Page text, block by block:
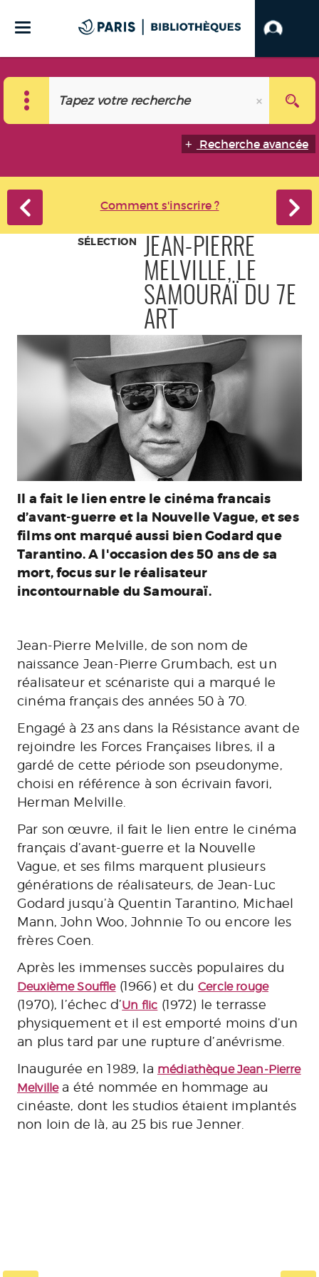
Recherche avancée
Comment s'inscrire ?
SÉLECTION
JEAN-PIERRE
MELVILLE, LE
SAMOURAÏ DU 7E
ART
Il a fait le lien entre le cinéma francais
d’avant-guerre et la Nouvelle Vague, et ses
films ont marqué aussi bien Godard que
Tarantino. A l'occasion des 50 ans de sa
mort, focus sur le réalisateur
incontournable du Samouraï.
Jean-Pierre Melville, de son nom de
naissance Jean-Pierre Grumbach, est un
réalisateur et scénariste qui a marqué le
cinéma français des années 50 à 70.
Engagé à 23 ans dans la Résistance avant de
rejoindre les Forces Françaises libres, il a
gardé de cette période son pseudonyme,
choisi en référence à son écrivain favori,
Herman Melville.
Par son œuvre, il fait le lien entre le cinéma
français d’avant-guerre et la Nouvelle
Vague, et ses films marquent plusieurs
générations de réalisateurs, de Jean-Luc
Godard jusqu’à Quentin Tarantino, Michael
Mann, John Woo, Johnnie To ou encore les
frères Coen.
Après les immenses succès populaires du
Deuxième Souffle(1966) et duCercle rouge
(1970), l’échec d’Un flic (1972) le terrasse
physiquement et il est emporté moins d’un
an plus tard par une rupture d’anévrisme.
Inaugurée en 1989, la médiathèque Jean-Pierre
Melvillea été nommée en hommage au
cinéaste, dont les studios étaient implantés
non loin de là, au 25 bis rue Jenner.